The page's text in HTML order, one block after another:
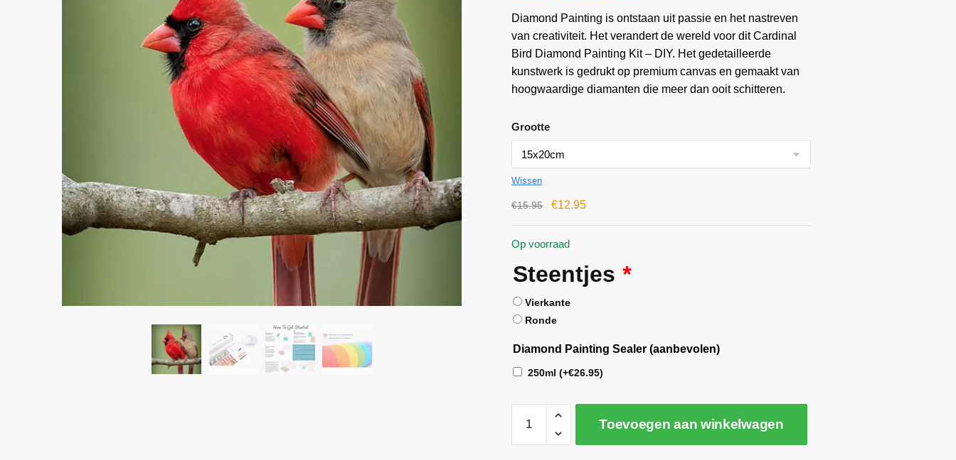
Diamond Painting is ontstaan ​​uit passie en het nastreven
van creativiteit. Het verandert de wereld voor dit Cardinal
Bird Diamond Painting Kit – DIY. Het gedetailleerde
kunstwerk is gedrukt op premium canvas en gemaakt van
hoogwaardige diamanten die meer dan ooit schitteren.
Grootte
Wissen
€15.95 €12.95
Op voorraad
Steentjes *
Vierkante
Ronde
Diamond Painting Sealer (aanbevolen)
250ml (+€26.95)
Toevoegen aan winkelwagen